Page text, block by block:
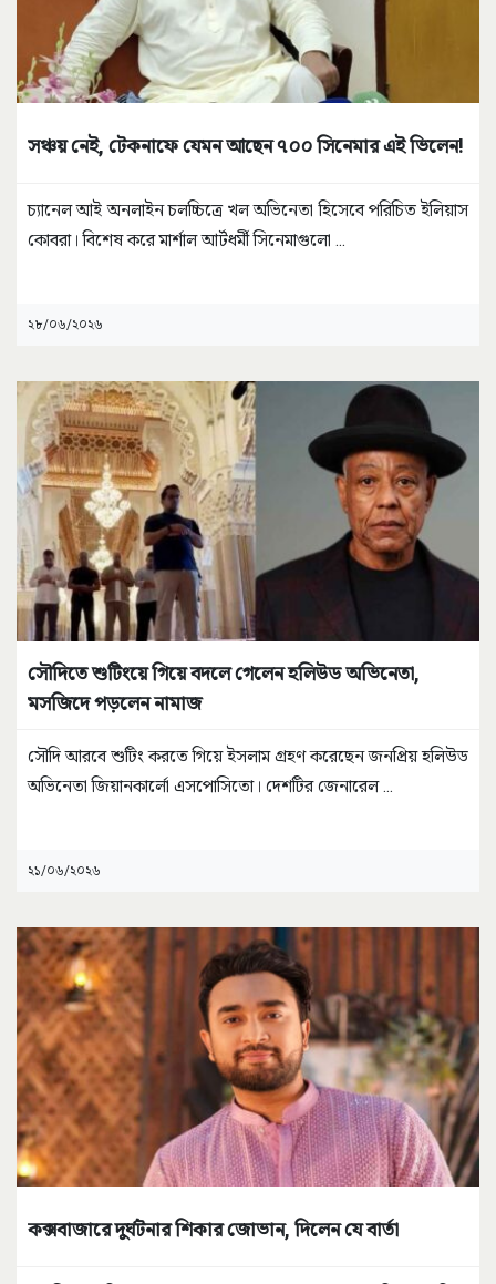
সঞ্চয় নেই, টেকনাফে যেমন আছেন ৭০০ সিনেমার এই ভিলেন!
চ্যানেল আই অনলাইন চলচ্চিত্রে খল অভিনেতা হিসেবে পরিচিত ইলিয়াস
কোবরা। বিশেষ করে মার্শাল আর্টধর্মী সিনেমাগুলো ...
২৮/০৬/২০২৬
সৌদিতে শুটিংয়ে গিয়ে বদলে গেলেন হলিউড অভিনেতা,
মসজিদে পড়লেন নামাজ
সৌদি আরবে শুটিং করতে গিয়ে ইসলাম গ্রহণ করেছেন জনপ্রিয় হলিউড
অভিনেতা জিয়ানকার্লো এসপোসিতো। দেশটির জেনারেল...
২১/০৬/২০২৬
কক্সবাজারে দুর্ঘটনার শিকার জোভান, দিলেন যে বার্তা